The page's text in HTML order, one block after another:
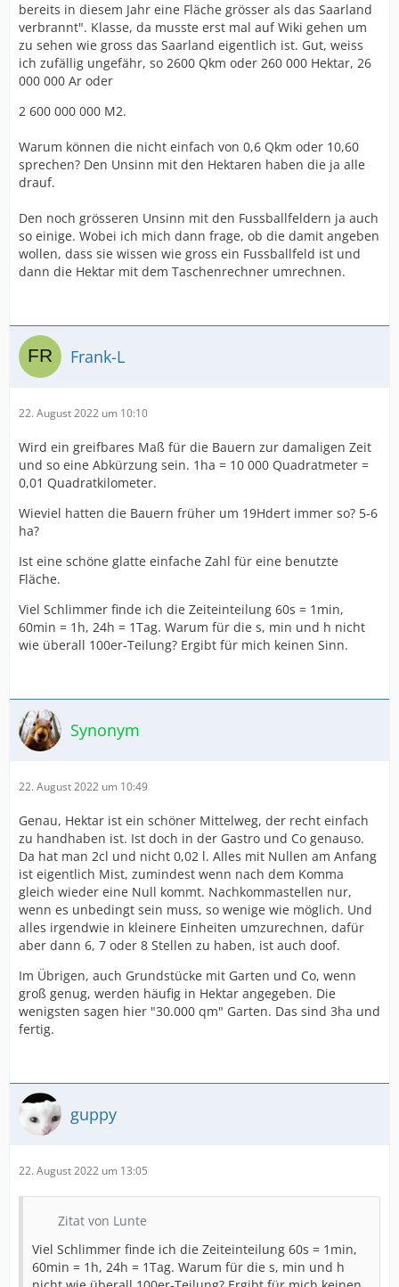
bereits in diesem Jahr eine Fläche grösser als das Saarland
verbrannt". Klasse, da musste erst mal auf Wiki gehen um
zu sehen wie gross das Saarland eigentlich ist. Gut, weiss
ich zufällig ungefähr, so 2600 Qkm oder 260 000 Hektar, 26
000 000 Ar oder
2 600 000 000 M2.
Warum können die nicht einfach von 0,6 Qkm oder 10,60
sprechen? Den Unsinn mit den Hektaren haben die ja alle
drauf.
Den noch grösseren Unsinn mit den Fussballfeldern ja auch
so einige. Wobei ich mich dann frage, ob die damit angeben
wollen, dass sie wissen wie gross ein Fussballfeld ist und
dann die Hektar mit dem Taschenrechner umrechnen.
Frank-L
22. August 2022 um 10:10
Wird ein greifbares Maß für die Bauern zur damaligen Zeit
und so eine Abkürzung sein. 1ha = 10 000 Quadratmeter =
0,01 Quadratkilometer.
Wieviel hatten die Bauern früher um 19Hdert immer so? 5-6
ha?
Ist eine schöne glatte einfache Zahl für eine benutzte
Fläche.
Viel Schlimmer finde ich die Zeiteinteilung 60s = 1min,
60min = 1h, 24h = 1Tag. Warum für die s, min und h nicht
wie überall 100er-Teilung? Ergibt für mich keinen Sinn.
Synonym
22. August 2022 um 10:49
Genau, Hektar ist ein schöner Mittelweg, der recht einfach
zu handhaben ist. Ist doch in der Gastro und Co genauso.
Da hat man 2cl und nicht 0,02 l. Alles mit Nullen am Anfang
ist eigentlich Mist, zumindest wenn nach dem Komma
gleich wieder eine Null kommt. Nachkommastellen nur,
wenn es unbedingt sein muss, so wenige wie möglich. Und
alles irgendwie in kleinere Einheiten umzurechnen, dafür
aber dann 6, 7 oder 8 Stellen zu haben, ist auch doof.
Im Übrigen, auch Grundstücke mit Garten und Co, wenn
groß genug, werden häufig in Hektar angegeben. Die
wenigsten sagen hier "30.000 qm" Garten. Das sind 3ha und
fertig.
guppy
22. August 2022 um 13:05
Zitat von Lunte
Viel Schlimmer finde ich die Zeiteinteilung 60s = 1min,
60min = 1h, 24h = 1Tag. Warum für die s, min und h